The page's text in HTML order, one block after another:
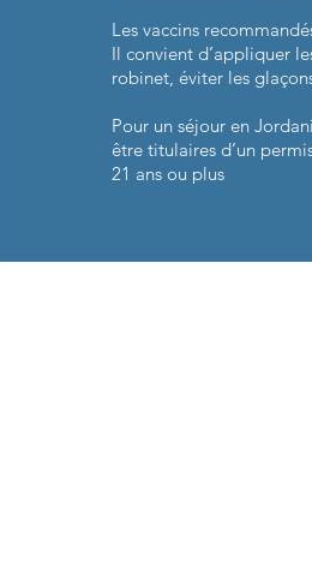
Les vaccins
Il convient d’appliquer
robinet, éviter les
Pour un séjour en
être titulaires d’un
21 ans ou plus